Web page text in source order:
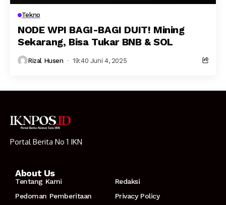
Tekno
NODE WPI BAGI-BAGI DUIT! Mining
Sekarang, Bisa Tukar BNB & SOL
Rizal Husen 19:40 Juni 4, 2025
Portal Berita No 1 IKN
About Us
Tentang Kami
Redaksi
Pedoman Pemberitaan
Privacy Policy